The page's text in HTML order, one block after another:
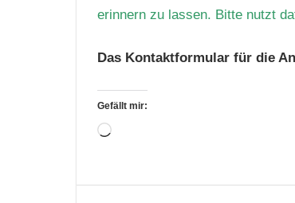
erinnern zu lassen. Bitte nutzt
Das Kontaktformular für die
Gefällt mir:
Wird
Bücher